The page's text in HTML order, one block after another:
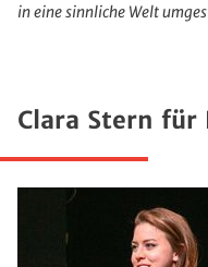
in eine sinnliche Welt
Clara Stern für